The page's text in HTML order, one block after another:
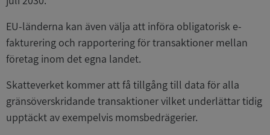
EU-länderna kan även välja att införa obligatorisk e-
fakturering och rapportering för transaktioner mellan
företag inom det egna landet.
Skatteverket kommer att få tillgång till data för alla
gränsöverskridande transaktioner vilket underlättar tidig
upptäckt av exempelvis momsbedrägerier.